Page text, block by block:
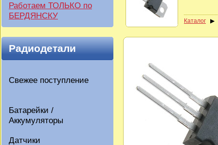
Работаем ТОЛЬКО по
БЕРДЯНСКУ
Радиодетали
Свежее поступление
Батарейки /
Аккумуляторы
Датчики
Каталог